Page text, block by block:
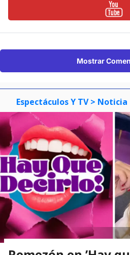
Mostrar
Espectáculos Y TV > Noticia